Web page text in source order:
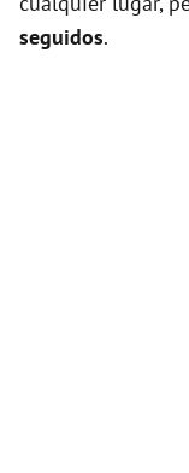
seguidos.